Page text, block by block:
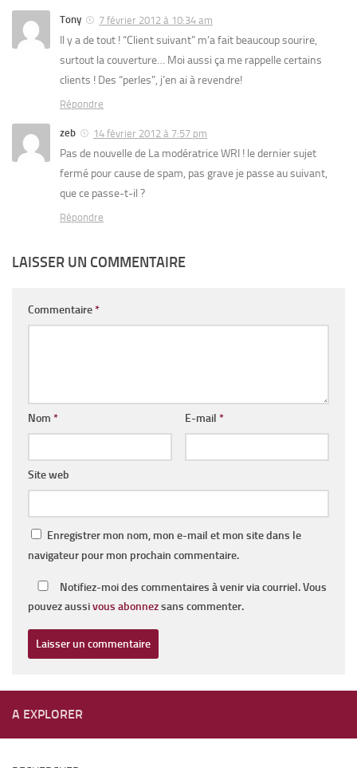
Tony 7 février 2012 à 10:34 am
Il y a de tout ! “Client suivant” m’a fait beaucoup sourire,
surtout la couverture… Moi aussi ça me rappelle certains
clients ! Des “perles”, j’en ai à revendre!
Répondre
zeb 14 février 2012 à 7:57 pm
Pas de nouvelle de La modératrice WRI ! le dernier sujet
fermé pour cause de spam, pas grave je passe au suivant,
que ce passe-t-il ?
Répondre
LAISSER UN COMMENTAIRE
Commentaire*
Nom * E-mail *
Site web
Enregistrer mon nom, mon e-mail et mon site dans le
navigateur pour mon prochain commentaire.
Notifiez-moi des commentaires à venir via courriel. Vous
pouvez aussivous abonnezsans commenter.
A EXPLORER